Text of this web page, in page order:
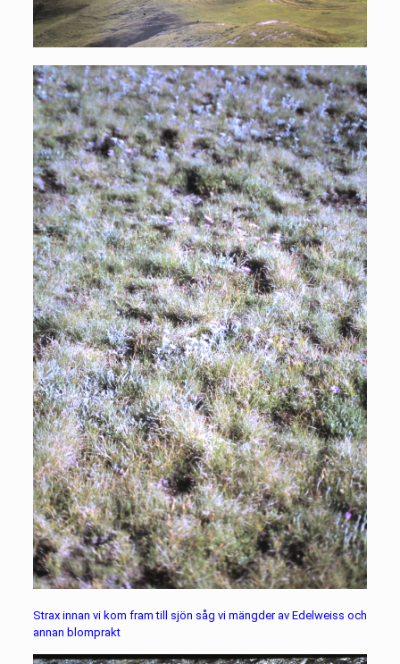
Strax innan vi kom fram till sjön såg vi mängder av Edelweiss och
annan blomprakt